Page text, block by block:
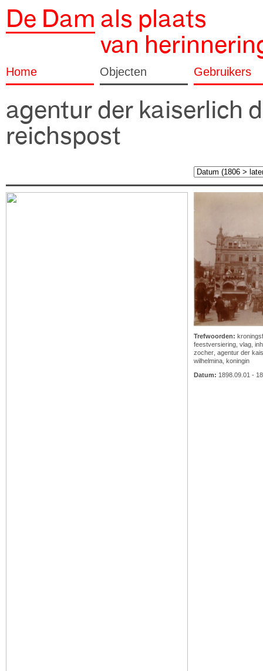
De Dam als plaats
van
Home Objecten Gebruikers
agentur der kaiserlich
reichspost
Trefwoorden:
feestversiering vlag
zocher agentur der
wilhelmina, koningin
Datum: 1898.09.01 -